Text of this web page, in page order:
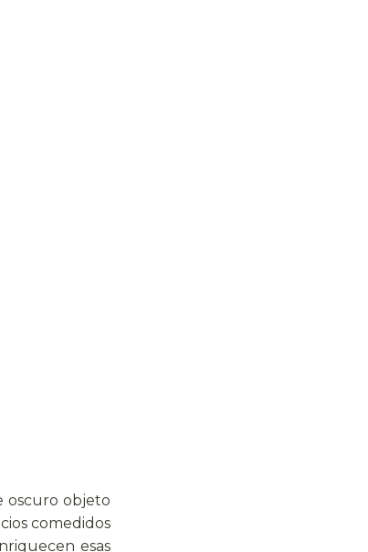
oscuro objeto
comedidos
esas